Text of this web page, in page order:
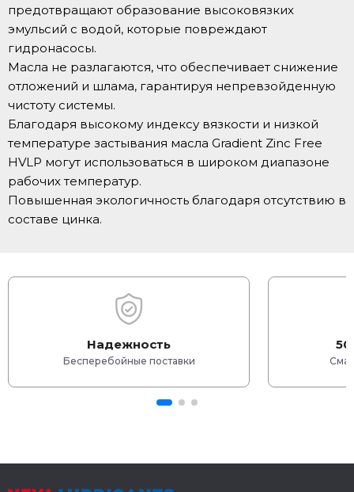
предотвращают образование высоковязких
эмульсий с водой, которые повреждают
гидронасосы.
Масла не разлагаются, что обеспечивает снижение
отложений и шлама, гарантируя непревзойденную
чистоту системы.
Благодаря высокому индексу вязкости и низкой
температуре застывания масла Gradient Zinc Free
HVLP могут использоваться в широком диапазоне
рабочих температур.
Повышенная экологичность благодаря отсутствию в
составе цинка.
Надежность
Бесперебойные поставки